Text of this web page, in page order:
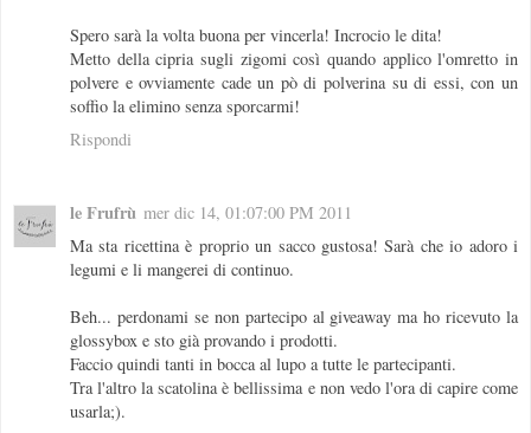
Spero sarà la volta buona per vincerla! Incrocio le dita!
Metto della cipria sugli zigomi così quando applico l'omretto in
polvere e ovviamente cade un pò di polverina su di essi, con un
soffio la elimino senza sporcarmi!
Rispondi
le Frufrù mer dic 14, 01:07:00 PM 2011
Ma sta ricettina è proprio un sacco gustosa! Sarà che io adoro i
legumi e li mangerei di continuo.
Beh... perdonami se non partecipo al giveaway ma ho ricevuto la
glossybox e sto già provando i prodotti.
Faccio quindi tanti in bocca al lupo a tutte le partecipanti.
Tra l'altro la scatolina è bellissima e non vedo l'ora di capire come
usarla;).